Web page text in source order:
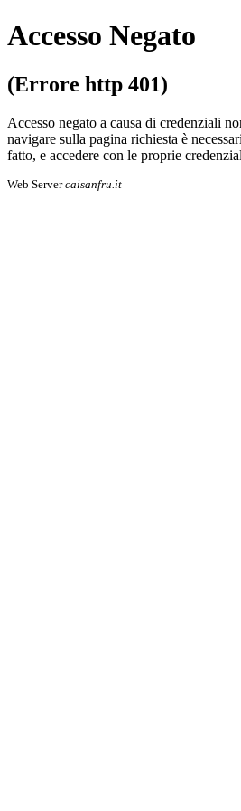
Accesso Negato
(Errore http 401)
Accesso negato a causa di credenziali
navigare sulla pa­gi­na richiesta è
fatto, e accedere con le proprie
Web Servercaisanfru.it